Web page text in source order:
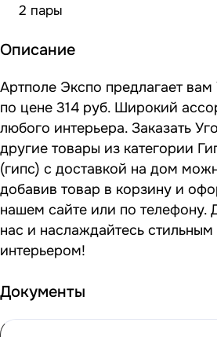
2 пары
Описание
Артполе Экспо предлагает вам
по цене 314 руб. Широкий
любого интерьера. Заказать
другие товары из категории
(гипс) с доставкой на дом
добавив товар в корзину и
нашем сайте или по телефону.
нас и наслаждайтесь
интерьером!
Документы